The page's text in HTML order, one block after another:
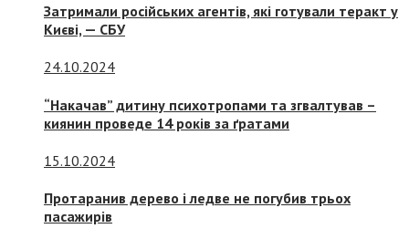
Затримали російських агентів, які готували теракт у
Києві, — СБУ
24.10.2024
“Накачав” дитину психотропами та згвалтував –
киянин проведе 14 років за ґратами
15.10.2024
Протаранив дерево і ледве не погубив трьох
пасажирів